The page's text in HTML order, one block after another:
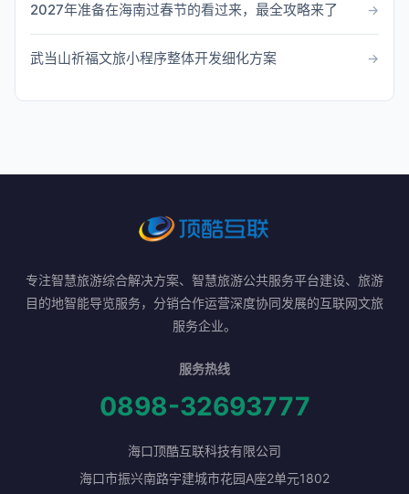
2027年准备在海南过春节的看过来，最全攻略来了
武当山祈福文旅小程序整体开发细化方案
专注智慧旅游综合解决方案、智慧旅游公共服务平台建设、旅游
目的地智能导览服务，分销合作运营深度协同发展的互联网文旅
服务企业。
服务热线
0898-32693777
海口顶酷互联科技有限公司
海口市振兴南路宇建城市花园A座2单元1802